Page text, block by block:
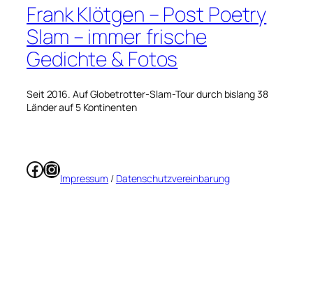
Frank Klötgen – Post Poetry
Slam – immer frische
Gedichte & Fotos
Seit 2016. Auf Globetrotter-Slam-Tour durch bislang 38
Länder auf 5 Kontinenten
Facebook
Instagram
Impressum / Datenschutzvereinbarung